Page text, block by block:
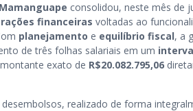
consolidou, neste mês de
financeiras voltadas ao
planejamento e equilíbrio fiscal, a
de três folhas salariais em um
exato de R$20.082.795,06
realizado de forma